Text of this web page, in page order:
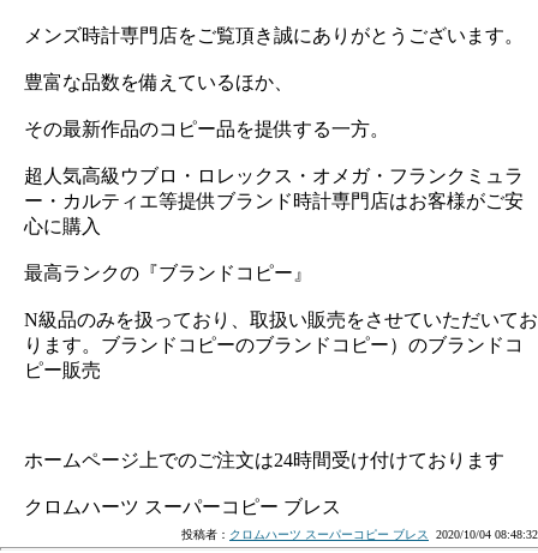
メンズ時計専門店をご覧頂き誠にありがとうございます。
豊富な品数を備えているほか、
その最新作品のコピー品を提供する一方。
超人気高級ウブロ・ロレックス・オメガ・フランクミュラ
ー・カルティエ等提供ブランド時計専門店はお客様がご安
心に購入
最高ランクの『ブランドコピー』
N級品のみを扱っており、取扱い販売をさせていただいてお
ります。ブランドコピーのブランドコピー）のブランドコ
ピー販売
ホームページ上でのご注文は24時間受け付けております
クロムハーツ スーパーコピー ブレス
投稿者： クロムハーツ スーパーコピー ブレス 2020/10/04 08:48:32